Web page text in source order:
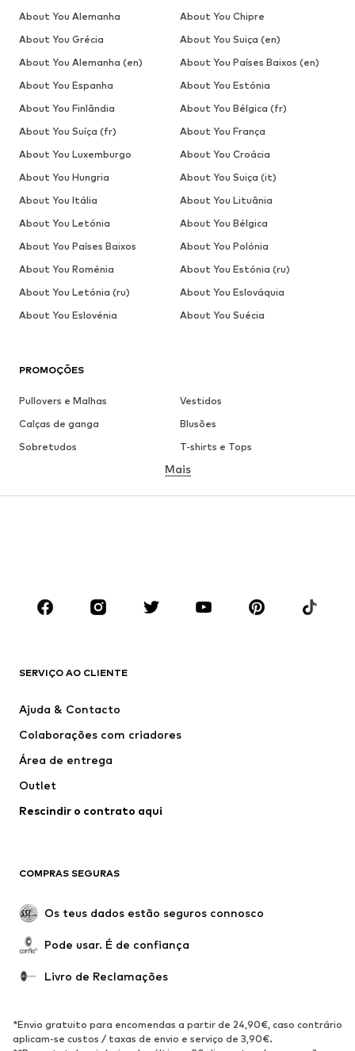
PROMOÇÕES
Pullovers e Malhas
Vestidos
Calças de ganga
Blusões
Sobretudos
T-shirts e Tops
Roupa interior
Acessórios
Premium
Novidades
T-shirts e Tops
Casacos
Pullovers e Malhas
Roupa interior
Sobretudos
Roupa de banho
Ocasiões
Upcycling
SAPATOS
Novidades
altos
Mais
SERVIÇO AO CLIENTE
Ajuda & Contacto
Colaborações com criadores
Área de entrega
Outlet
Rescindir o contrato aqui
COMPRAS SEGURAS
Os teus dados estão seguros connosco
Pode usar. É de confiança
Livro de Reclamações
*Envio gratuito para encomendas a partir de 24,90€, caso contrário
aplicam-se custos / taxas de envio e serviço de 3,90€.
About You Alemanha
About You Chipre
About You Grécia
About You Suiça (en)
About You Alemanha (en)
About You Países Baixos (en)
About You Espanha
About You Estónia
About You Finlândia
About You Bélgica (fr)
About You Suíça (fr)
About You França
About You Luxemburgo
About You Croácia
About You Hungria
About You Suiça (it)
About You Itália
About You Lituânia
About You Letónia
About You Bélgica
About You Países Baixos
About You Polónia
About You Roménia
About You Estónia (ru)
About You Letónia (ru)
About You Eslováquia
About You Eslovénia
About You Suécia